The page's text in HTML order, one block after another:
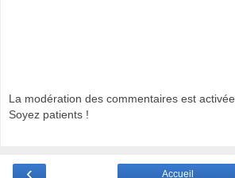
La modération des commentaires est activée.
Soyez patients !
‹ Accueil